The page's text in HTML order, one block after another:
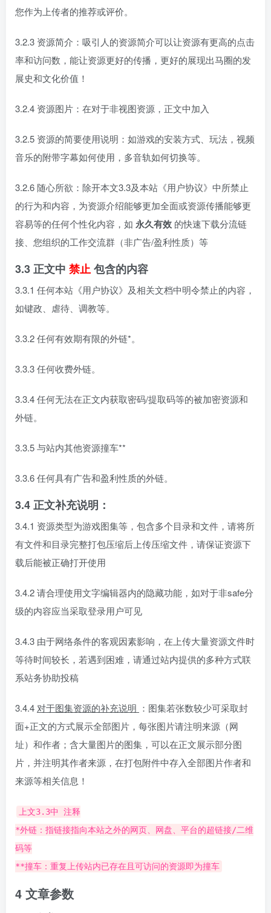
您作为上传者的推荐或评价。
3.2.3 资源简介：吸引人的资源简介可以让资源有更高的点击
率和访问数，能让资源更好的传播，更好的展现出马圈的发
展史和文化价值！
3.2.4 资源图片：在对于非视图资源，正文中加入
3.2.5 资源的简要使用说明：如游戏的安装方式、玩法，视频
音乐的附带字幕如何使用，多音轨如何切换等。
3.2.6 随心所欲：除开本文3.3及本站《用户协议》中所禁止
的行为和内容，为资源介绍能够更加全面或资源传播能够更
容易等的任何个性化内容，如 永久有效 的快速下载分流链
接、您组织的工作交流群（非广告/盈利性质）等
3.3 正文中 禁止包含的内容
3.3.1 任何本站《用户协议》及相关文档中明令禁止的内容，
如键政、虐待、调教等。
3.3.2 任何有效期有限的外链*。
3.3.3 任何收费外链。
3.3.4 任何无法在正文内获取密码/提取码等的被加密资源和
外链。
3.3.5 与站内其他资源撞车**
3.3.6 任何具有广告和盈利性质的外链。
3.4 正文补充说明：
3.4.1 资源类型为游戏图集等，包含多个目录和文件，请将所
有文件和目录完整打包压缩后上传压缩文件，请保证资源下
载后能被正确打开使用
3.4.2 请合理使用文字编辑器内的隐藏功能，如对于非safe分
级的内容应当采取登录用户可见
3.4.3 由于网络条件的客观因素影响，在上传大量资源文件时
等待时间较长，若遇到困难，请通过站内提供的多种方式联
系站务协助投稿
3.4.4 对于图集资源的补充说明 ：图集若张数较少可采取封
面+正文的方式展示全部图片，每张图片请注明来源（网
址）和作者；含大量图片的图集，可以在正文展示部分图
片，并注明其作者来源，在打包附件中存入全部图片作者和
来源等相关信息！
上文3.3中 注释
*外链：指链接指向本站之外的网页、网盘、平台的超链接/二维
码等
**撞车：重复上传站内已存在且可访问的资源即为撞车
4 文章参数